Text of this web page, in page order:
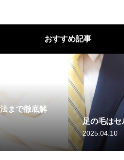
おすすめ記事
まで徹底解
足の毛はセ
2025.04.10